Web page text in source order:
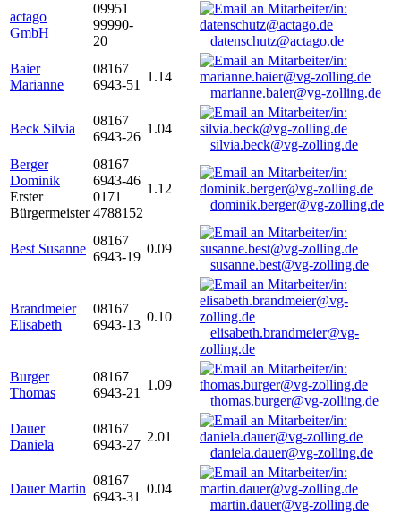
actago
GmbH
09951
99990-
20
datenschutz@actago.de
Baier
Marianne
08167
6943-51
1.14
marianne.baier@vg-zolling.de
Beck Silvia
08167
6943-26
1.04
silvia.beck@vg-zolling.de
Berger
Dominik
Erster
Bürgermeister
08167
6943-46
0171
4788152
1.12
dominik.berger@vg-zolling.de
Best Susanne
08167
6943-19
0.09
susanne.best@vg-zolling.de
Brandmeier
Elisabeth
08167
6943-13
0.10
elisabeth.brandmeier@vg-
zolling.de
Burger
Thomas
08167
6943-21
1.09
thomas.burger@vg-zolling.de
Dauer
Daniela
08167
6943-27
2.01
daniela.dauer@vg-zolling.de
Dauer Martin
08167
6943-31
0.04
martin.dauer@vg-zolling.de